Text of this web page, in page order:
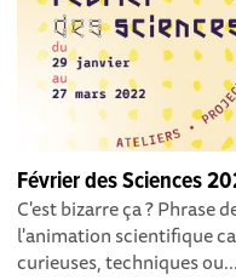
Février des Sciences
C'est bizarre ça ? Phrase
l'animation scientifique
curieuses, techniques ou...